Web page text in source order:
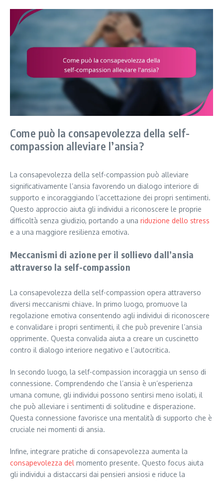
Come può la consapevolezza della self-
compassion alleviare l’ansia?
La consapevolezza della self-compassion può alleviare
significativamente l’ansia favorendo un dialogo interiore di
supporto e incoraggiando l’accettazione dei propri sentimenti.
Questo approccio aiuta gli individui a riconoscere le proprie
difficoltà senza giudizio, portando a una riduzione dello stress
e a una maggiore resilienza emotiva.
Meccanismi di azione per il sollievo dall’ansia
attraverso la self-compassion
La consapevolezza della self-compassion opera attraverso
diversi meccanismi chiave. In primo luogo, promuove la
regolazione emotiva consentendo agli individui di riconoscere
e convalidare i propri sentimenti, il che può prevenire l’ansia
opprimente. Questa convalida aiuta a creare un cuscinetto
contro il dialogo interiore negativo e l’autocritica.
In secondo luogo, la self-compassion incoraggia un senso di
connessione. Comprendendo che l’ansia è un’esperienza
umana comune, gli individui possono sentirsi meno isolati, il
che può alleviare i sentimenti di solitudine e disperazione.
Questa connessione favorisce una mentalità di supporto che è
cruciale nei momenti di ansia.
Infine, integrare pratiche di consapevolezza aumenta la
consapevolezza del momento presente. Questo focus aiuta
gli individui a distaccarsi dai pensieri ansiosi e riduce la